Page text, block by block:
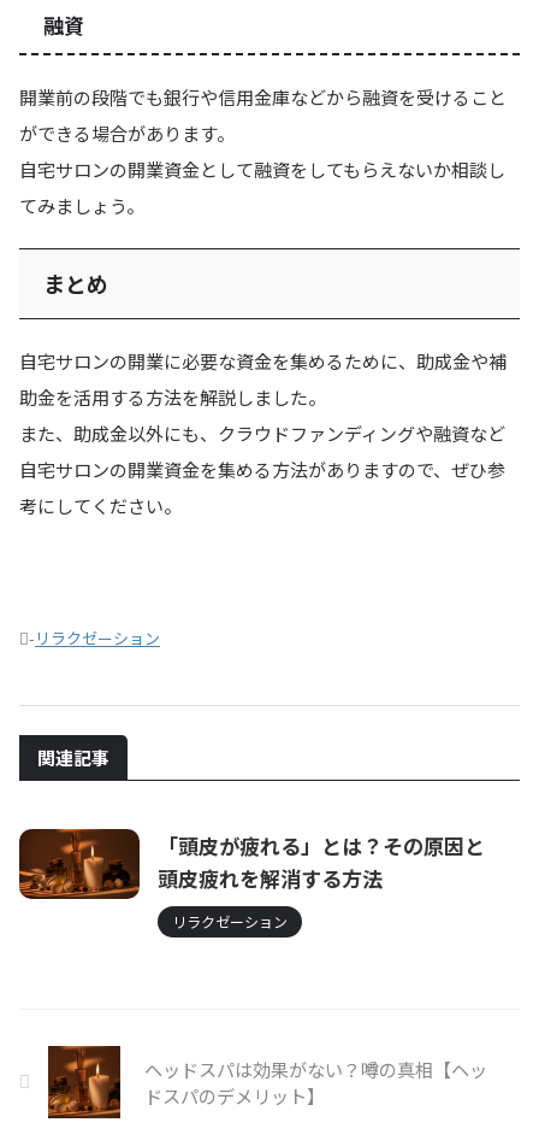
融資
開業前の段階でも銀行や信用金庫などから融資を受けること
ができる場合があります。
自宅サロンの開業資金として融資をしてもらえないか相談し
てみましょう。
まとめ
自宅サロンの開業に必要な資金を集めるために、助成金や補
助金を活用する方法を解説しました。
また、助成金以外にも、クラウドファンディングや融資など
自宅サロンの開業資金を集める方法がありますので、ぜひ参
考にしてください。
- リラクゼーション
関連記事
「頭皮が疲れる」とは？その原因と
頭皮疲れを解消する方法
リラクゼーション
ヘッドスパは効果がない？噂の真相【ヘッ
ドスパのデメリット】